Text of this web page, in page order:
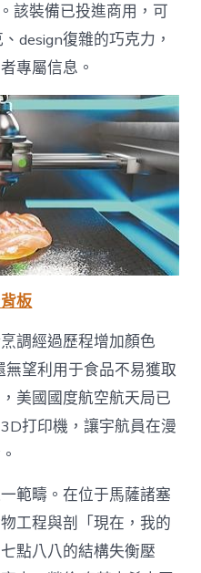
該裝備已投進商用，可
design復雜的巧克力，
專屬信息。
板
調經過歷程增加顏色
無望利用于食品不易獲取
美國國度航空航天局已
打印機，讓宇航員在漫
範疇。在位于馬薩諸塞
工程與剖「現在，我的
點八八的結構失衡壓